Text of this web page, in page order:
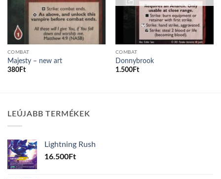
COMBAT
Majesty – new art
380Ft
COMBAT
Donnybrook
1.500Ft
LEÚJABB TERMÉKEK
Lightning Rush
16.500Ft